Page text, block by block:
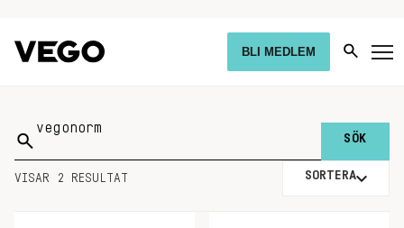
BLI MEDLEM
Sök
på:
VISAR 2 RESULTAT SORTERA